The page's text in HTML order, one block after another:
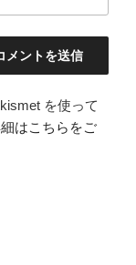
を使って
はこちらをご